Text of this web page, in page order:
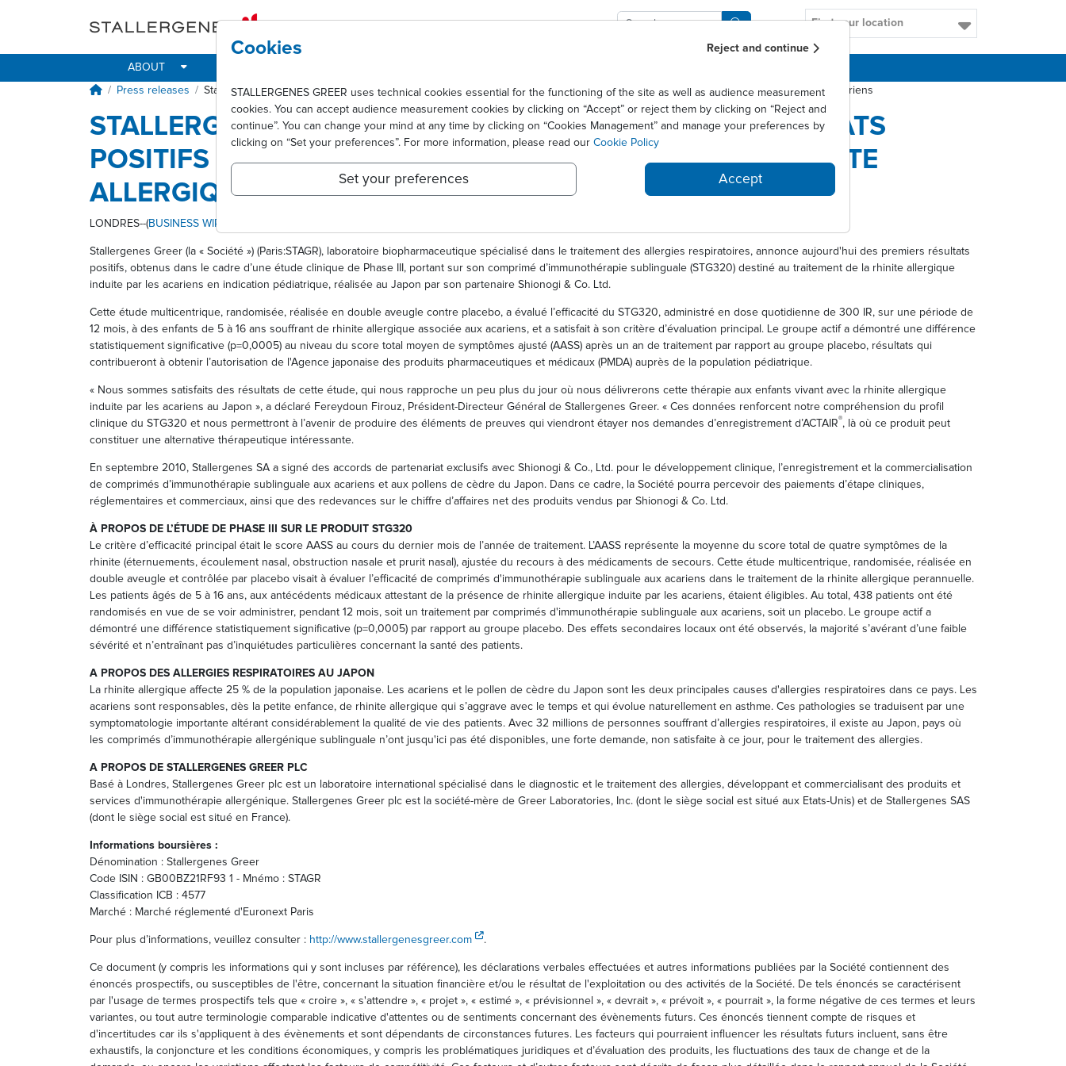
Find your location
ABOUT
Breadcrumb
Press releases Stallergenes Greer annonce des premiers résultats positifs pour son étude pédiatrique dans la rhinite allergique induite par les acariens
STALLERGENES GREER ANNONCE DES PREMIERS RÉSULTATS
POSITIFS POUR SON ÉTUDE PÉDIATRIQUE DANS LA RHINITE
ALLERGIQUE INDUITE PAR LES ACARIENS
LONDRES--(BUSINESS WIRE
Stallergenes Greer (la « Société ») (Paris:STAGR), laboratoire biopharmaceutique spécialisé dans le traitement des allergies respiratoires, annonce aujourd'hui des premiers résultats
positifs, obtenus dans le cadre d’une étude clinique de Phase III, portant sur son comprimé d’immunothérapie sublinguale (STG320) destiné au traitement de la rhinite allergique
induite par les acariens en indication pédiatrique, réalisée au Japon par son partenaire Shionogi & Co. Ltd.
Cette étude multicentrique, randomisée, réalisée en double aveugle contre placebo, a évalué l’efficacité du STG320, administré en dose quotidienne de 300 IR, sur une période de
12 mois, à des enfants de 5 à 16 ans souffrant de rhinite allergique associée aux acariens, et a satisfait à son critère d’évaluation principal. Le groupe actif a démontré une différence
statistiquement significative (p=0,0005) au niveau du score total moyen de symptômes ajusté (AASS) après un an de traitement par rapport au groupe placebo, résultats qui
contribueront à obtenir l’autorisation de l'Agence japonaise des produits pharmaceutiques et médicaux (PMDA) auprès de la population pédiatrique.
« Nous sommes satisfaits des résultats de cette étude, qui nous rapproche un peu plus du jour où nous délivrerons cette thérapie aux enfants vivant avec la rhinite allergique
induite par les acariens au Japon », a déclaré Fereydoun Firouz, Président-Directeur Général de Stallergenes Greer. « Ces données renforcent notre compréhension du profil
clinique du STG320 et nous permettront à l’avenir de produire des éléments de preuves qui viendront étayer nos demandes d’enregistrement d’ACTAIR®, là où ce produit peut
constituer une alternative thérapeutique intéressante.
En septembre 2010, Stallergenes SA a signé des accords de partenariat exclusifs avec Shionogi & Co., Ltd. pour le développement clinique, l’enregistrement et la commercialisation
de comprimés d’immunothérapie sublinguale aux acariens et aux pollens de cèdre du Japon. Dans ce cadre, la Société pourra percevoir des paiements d’étape cliniques,
réglementaires et commerciaux, ainsi que des redevances sur le chiffre d’affaires net des produits vendus par Shionogi & Co. Ltd.
À PROPOS DE L’ÉTUDE DE PHASE III SUR LE PRODUIT STG320
Le critère d’efficacité principal était le score AASS au cours du dernier mois de l’année de traitement. L’AASS représente la moyenne du score total de quatre symptômes de la
rhinite (éternuements, écoulement nasal, obstruction nasale et prurit nasal), ajustée du recours à des médicaments de secours. Cette étude multicentrique, randomisée, réalisée en
double aveugle et contrôlée par placebo visait à évaluer l’efficacité de comprimés d'immunothérapie sublinguale aux acariens dans le traitement de la rhinite allergique perannuelle.
Les patients âgés de 5 à 16 ans, aux antécédents médicaux attestant de la présence de rhinite allergique induite par les acariens, étaient éligibles. Au total, 438 patients ont été
randomisés en vue de se voir administrer, pendant 12 mois, soit un traitement par comprimés d'immunothérapie sublinguale aux acariens, soit un placebo. Le groupe actif a
démontré une différence statistiquement significative (p=0,0005) par rapport au groupe placebo. Des effets secondaires locaux ont été observés, la majorité s’avérant d’une faible
sévérité et n’entraînant pas d’inquiétudes particulières concernant la santé des patients.
A PROPOS DES ALLERGIES RESPIRATOIRES AU JAPON
La rhinite allergique affecte 25 % de la population japonaise. Les acariens et le pollen de cèdre du Japon sont les deux principales causes d'allergies respiratoires dans ce pays. Les
acariens sont responsables, dès la petite enfance, de rhinite allergique qui s’aggrave avec le temps et qui évolue naturellement en asthme. Ces pathologies se traduisent par une
symptomatologie importante altérant considérablement la qualité de vie des patients. Avec 32 millions de personnes souffrant d’allergies respiratoires, il existe au Japon, pays où
les comprimés d’immunothérapie allergénique sublinguale n’ont jusqu'ici pas été disponibles, une forte demande, non satisfaite à ce jour, pour le traitement des allergies.
A PROPOS DE STALLERGENES GREER PLC
Basé à Londres, Stallergenes Greer plc est un laboratoire international spécialisé dans le diagnostic et le traitement des allergies, développant et commercialisant des produits et
services d'immunothérapie allergénique. Stallergenes Greer plc est la société-mère de Greer Laboratories, Inc. (dont le siège social est situé aux Etats-Unis) et de Stallergenes SAS
(dont le siège social est situé en France).
Informations boursières :
Dénomination : Stallergenes Greer
Code ISIN : GB00BZ21RF93 1 - Mnémo : STAGR
Classification ICB : 4577
Marché : Marché réglementé d'Euronext Paris
Pour plus d’informations, veuillez consulter : http://www.stallergenesgreer.com .
Ce document (y compris les informations qui y sont incluses par référence), les déclarations verbales effectuées et autres informations publiées par la Société contiennent des
énoncés prospectifs, ou susceptibles de l'être, concernant la situation financière et/ou le résultat de l'exploitation ou des activités de la Société. De tels énoncés se caractérisent
par l'usage de termes prospectifs tels que « croire », « s'attendre », « projet », « estimé », « prévisionnel », « devrait », « prévoit », « pourrait », la forme négative de ces termes et leurs
variantes, ou tout autre terminologie comparable indicative d'attentes ou de sentiments concernant des évènements futurs. Ces énoncés tiennent compte de risques et
d'incertitudes car ils s'appliquent à des évènements et sont dépendants de circonstances futures. Les facteurs qui pourraient influencer les résultats futurs incluent, sans être
exhaustifs, la conjoncture et les conditions économiques, y compris les problématiques juridiques et d’évaluation des produits, les fluctuations des taux de change et de la
Cookies Reject and continue
STALLERGENES GREER uses technical cookies essential for the functioning of the site as well as audience measurement
cookies. You can accept audience measurement cookies by clicking on “Accept” or reject them by clicking on “Reject and
continue”. You can change your mind at any time by clicking on “Cookies Management” and manage your preferences by
clicking on “Set your preferences”. For more information, please read our Cookie Policy
Set your preferences Accept